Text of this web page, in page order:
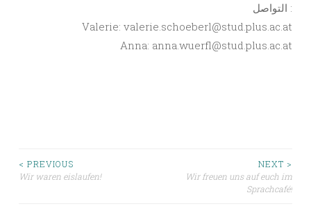
التواصل :
Valerie: valerie.schoeberl@stud.plus.ac.at
Anna: anna.wuerfl@stud.plus.ac.at
Beitragsnavigation
< PREVIOUS
Wir waren eislaufen!
NEXT >
Wir freuen uns auf euch im
Sprachcafé!